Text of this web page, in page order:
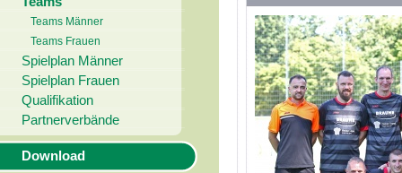
Teams Männer
Teams Frauen
Spielplan Männer
Spielplan Frauen
Qualifikation
Partnerverbände
Download